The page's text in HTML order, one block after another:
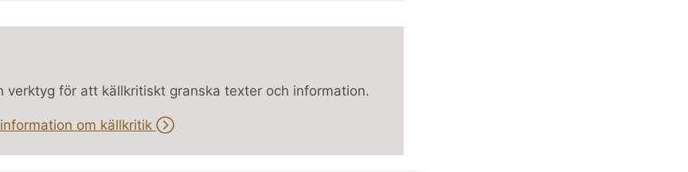
verktyg för att källkritiskt granska texter och information.
om källkritik